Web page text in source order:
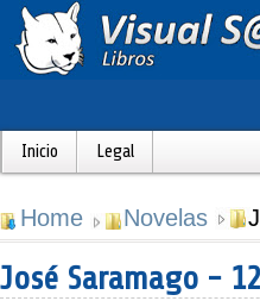
Inicio Legal
Home Novelas
José Saramago -